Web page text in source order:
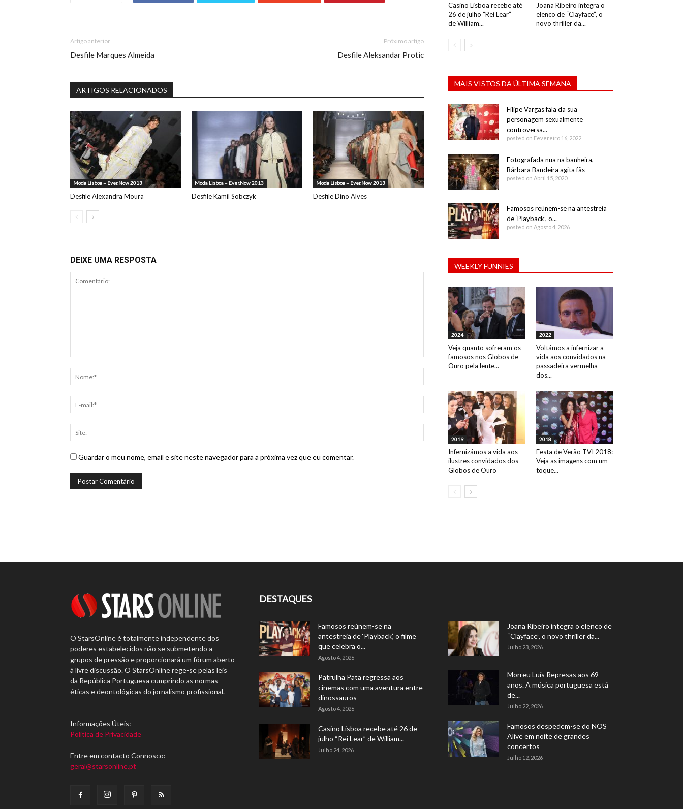
Artigo anterior
Desfile Marques Almeida
Próximo artigo
Desfile Aleksandar Protic
ARTIGOS RELACIONADOS
Moda Lisboa – Ever.Now 2013
Desfile Alexandra Moura
Moda Lisboa – Ever.Now 2013
Desfile Kamil Sobczyk
Moda Lisboa – Ever.Now 2013
Desfile Dino Alves
DEIXE UMA RESPOSTA
Guardar o meu nome, email e site neste navegador para a próxima vez que eu comentar.
Casino Lisboa recebe até
26 de julho “Rei Lear”
de William...
Joana Ribeiro integra o
elenco de “Clayface”, o
novo thriller da...
MAIS VISTOS DA ÚLTIMA SEMANA
Filipe Vargas fala da sua
personagem sexualmente
controversa...
posted on Fevereiro 16, 2022
Fotografada nua na banheira,
Bárbara Bandeira agita fãs
posted on Abril 15, 2020
Famosos reúnem-se na antestreia
de ‘Playback’, o...
posted on Agosto 4, 2026
WEEKLY FUNNIES
2024
Veja quanto sofreram os
famosos nos Globos de
Ouro pela lente...
2022
Voltámos a infernizar a
vida aos convidados na
passadeira vermelha
dos...
2019
Infernizámos a vida aos
ilustres convidados dos
Globos de Ouro
2018
Festa de Verão TVI 2018:
Veja as imagens com um
toque...
O StarsOnline é totalmente independente dos
poderes estabelecidos não se submetendo a
grupos de pressão e proporcionará um fórum aberto
à livre discussão. O StarsOnline rege-se pelas leis
da República Portuguesa cumprindo as normas
éticas e deontológicas do jornalismo profissional.
Informações Úteis:
Política de Privacidade
Entre em contacto Connosco:
geral@starsonline.pt
DESTAQUES
Famosos reúnem-se na
antestreia de ‘Playback’, o filme
que celebra o...
Agosto 4, 2026
Patrulha Pata regressa aos
cinemas com uma aventura entre
dinossauros
Agosto 4, 2026
Casino Lisboa recebe até 26 de
julho “Rei Lear” de William...
Julho 24, 2026
Joana Ribeiro integra o elenco de
“Clayface”, o novo thriller da...
Julho 23, 2026
Morreu Luís Represas aos 69
anos. A música portuguesa está
de...
Julho 22, 2026
Famosos despedem-se do NOS
Alive em noite de grandes
concertos
Julho 12, 2026